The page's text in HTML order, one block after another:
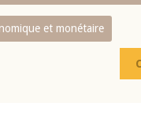
et monétaire